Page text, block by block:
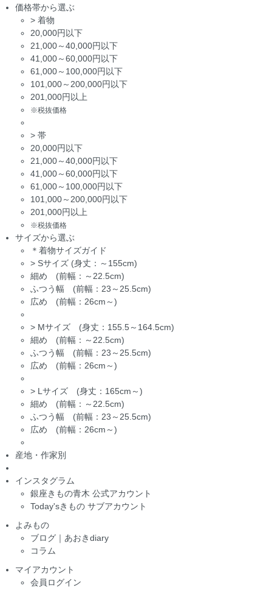
価格帯から選ぶ
> 着物
20,000円以下
21,000～40,000円以下
41,000～60,000円以下
61,000～100,000円以下
101,000～200,000円以下
201,000円以上
※税抜価格
> 帯
20,000円以下
21,000～40,000円以下
41,000～60,000円以下
61,000～100,000円以下
101,000～200,000円以下
201,000円以上
※税抜価格
サイズから選ぶ
＊着物サイズガイド
> Sサイズ (身丈：～155cm)
細め (前幅：～22.5cm)
ふつう幅 (前幅：23～25.5cm)
広め (前幅：26cm～)
> Mサイズ (身丈：155.5～164.5cm)
細め (前幅：～22.5cm)
ふつう幅 (前幅：23～25.5cm)
広め (前幅：26cm～)
> Lサイズ (身丈：165cm～)
細め (前幅：～22.5cm)
ふつう幅 (前幅：23～25.5cm)
広め (前幅：26cm～)
産地・作家別
インスタグラム
銀座きもの青木 公式アカウント
Today'sきもの サブアカウント
よみもの
ブログ｜あおきdiary
コラム
マイアカウント
会員ログイン